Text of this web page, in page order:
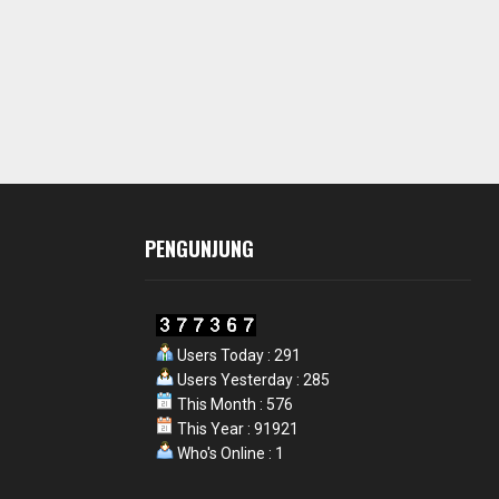
PENGUNJUNG
Users Today : 291
Users Yesterday : 285
This Month : 576
This Year : 91921
Who's Online : 1